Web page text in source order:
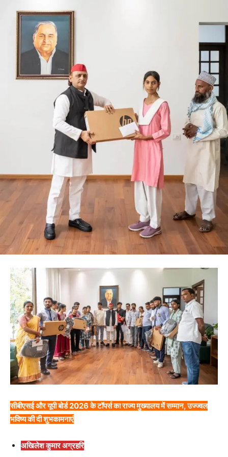
सीबीएसई और यूपी बोर्ड 2026 के टॉपर्स का राज्य मुख्यालय में सम्मान, उज्ज्वल
भविष्य की दी शुभकामनाएं
अखिलेश कुमार अग्रहरि